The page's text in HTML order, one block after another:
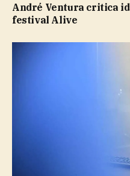
André Ventura critica
festival Alive